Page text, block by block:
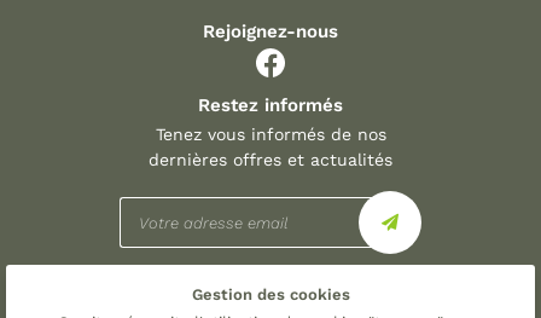
Rejoignez-nous
Restez informés
Tenez vous informés de nos
dernières offres et actualités
Mentions Légales
Gestion des cookies